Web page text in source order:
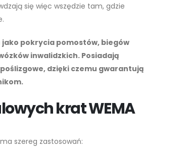
się więc wszędzie tam, gdzie
pokrycia pomostów, biegów
inwalidzkich. Posiadają
dzięki czemu gwarantują
krat WEMA
szereg zastosowań: